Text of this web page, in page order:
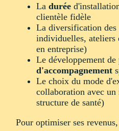
La durée
clientèle fidèle
La diversification
individuelles,
en entreprise)
Le développement de
d'accompagnement
Le choix du mode
collaboration avec un
structure de santé)
Pour optimiser ses